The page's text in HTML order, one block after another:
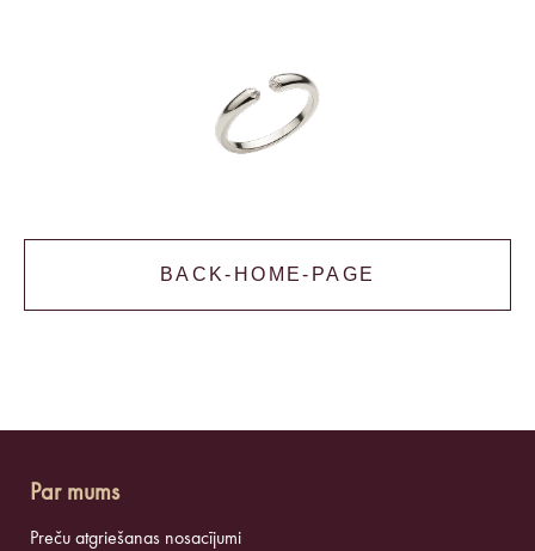
BACK-HOME-PAGE
Par mums
Preču atgriešanas nosacījumi